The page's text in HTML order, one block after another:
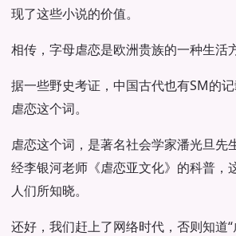
现了这些小说的价值。
相传，字母虐恋是欧洲贵族的一种生活
据一些野史考证，中国古代也有SM的
虐恋这个词。
虐恋这个词，是著名社会学家潘光旦先
经李银河老师《虐恋亚文化》的科普，
人们所知晓。
还好，我们赶上了网络时代，否则知道